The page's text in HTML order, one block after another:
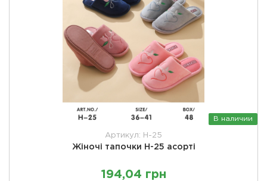
В наличии
Артикул: H-25
Жіночі тапочки H-25 асорті
194,04 грн